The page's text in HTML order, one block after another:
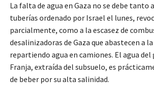
La falta de agua en Gaza no se debe tanto
tuberías ordenado por Israel el lunes,
parcialmente, como a la escasez de
desalinizadoras de Gaza que abastecen a
repartiendo agua en camiones. El agua
Franja, extraída del subsuelo, es
de beber por su alta salinidad.